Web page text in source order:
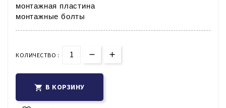
монтажная пластина
монтажные болты
КОЛИЧЕСТВО :
 В КОРЗИНУ